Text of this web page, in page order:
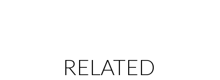
RELATED